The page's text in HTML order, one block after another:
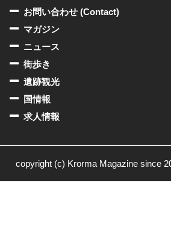
お問い合わせ (Contact)
マガジン
ニュース
街歩き
遺跡観光
国情報
求人情報
copyright (c) Krorma Magazine since